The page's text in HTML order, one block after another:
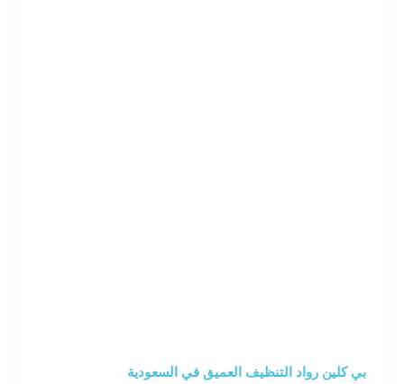
بي كلين رواد التنظيف العميق في السعودية